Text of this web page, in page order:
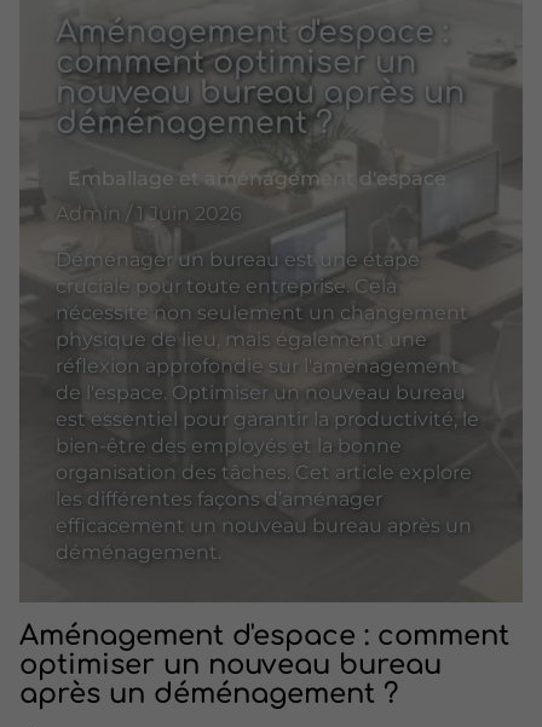
Aménagement d'espace :
comment optimiser un
nouveau bureau après un
déménagement ?
Emballage et aménagement d'espace
Admin / 1 Juin 2026
Déménager un bureau est une étape
cruciale pour toute entreprise. Cela
nécessite non seulement un changement
physique de lieu, mais également une
réflexion approfondie sur l'aménagement
de l'espace. Optimiser un nouveau bureau
est essentiel pour garantir la productivité, le
bien-être des employés et la bonne
organisation des tâches. Cet article explore
les différentes façons d’aménager
efficacement un nouveau bureau après un
déménagement.
Aménagement d'espace : comment
optimiser un nouveau bureau
après un déménagement ?